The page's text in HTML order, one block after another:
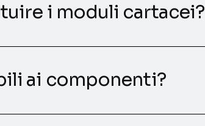
i moduli cartacei?
ai componenti?